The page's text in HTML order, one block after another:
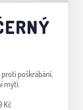
poškrábání,
mytí.
Kč